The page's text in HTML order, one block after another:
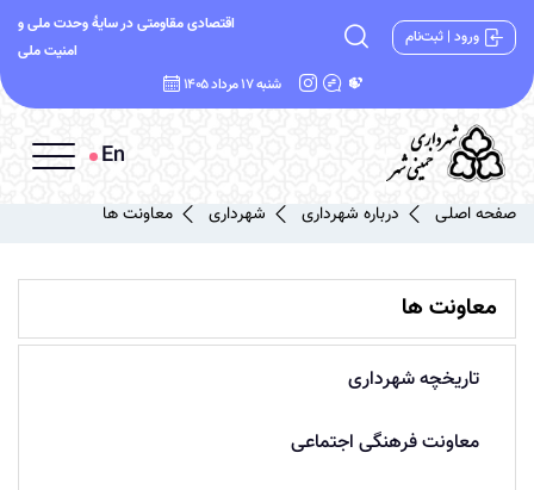
ورود | ثبت‌نام
اقتصادی مقاومتی در سایۀ وحدت ملی و
امنیت ملی
شنبه 17 مرداد 1405
En
صفحه اصلی شهرداری درباره شهرداری معاونت ها
معاونت ها
تاریخچه شهرداری
معاونت فرهنگی اجتماعی